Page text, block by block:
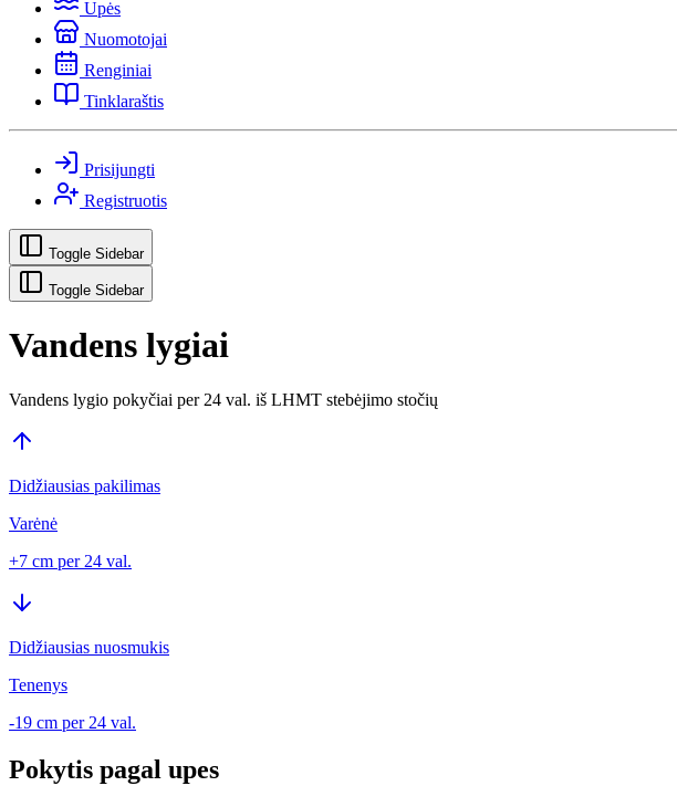
Upės
Nuomotojai
Renginiai
Tinklaraštis
Prisijungti
Registruotis
Toggle Sidebar
Toggle Sidebar
Vandens lygiai
Vandens lygio pokyčiai per 24 val. iš LHMT stebėjimo stočių
Didžiausias pakilimas
Varėnė
+7 cm per 24 val.
Didžiausias nuosmukis
Tenenys
-19 cm per 24 val.
Pokytis pagal upes